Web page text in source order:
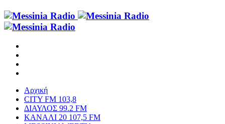
Αρχική
CITY FM 103,8
ΔΙΑΥΛΟΣ 99.2 FM
ΚΑΝΑΛΙ 20 107,5 FM